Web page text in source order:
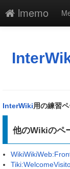
lmemo
添付
一覧
単語検索
InterWiki用の練習ペ
他のWikiのペ